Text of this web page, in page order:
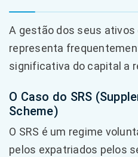
A gestão dos seus ativos
representa
significativa do capital a
O Caso do SRS
Scheme)
O SRS é um regime
pelos expatriados pelos